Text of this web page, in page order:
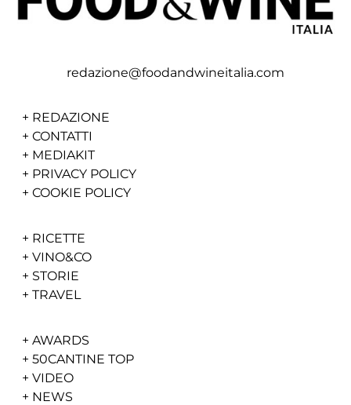
redazione@foodandwineitalia.com
+ REDAZIONE
+ CONTATTI
+ MEDIAKIT
+ PRIVACY POLICY
+ COOKIE POLICY
+ RICETTE
+ VINO&CO
+ STORIE
+ TRAVEL
+ AWARDS
+ 50CANTINE TOP
+ VIDEO
+ NEWS